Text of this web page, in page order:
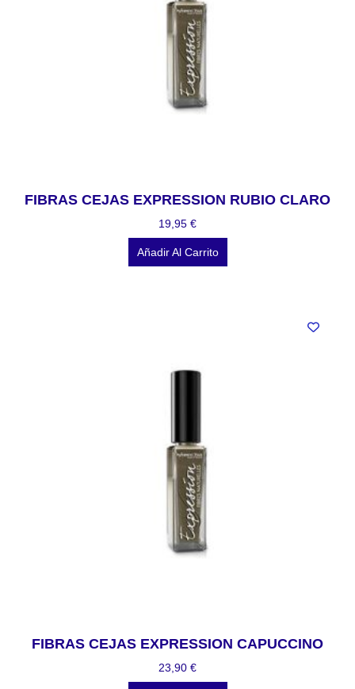
FIBRAS CEJAS EXPRESSION RUBIO CLARO
19,95 €
Añadir Al Carrito
FIBRAS CEJAS EXPRESSION CAPUCCINO
23,90 €